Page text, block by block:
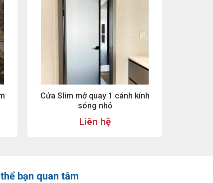
Cửa Slim mở quay 1 cánh kính
sóng nhỏ
Liên hệ
bạn quan tâm